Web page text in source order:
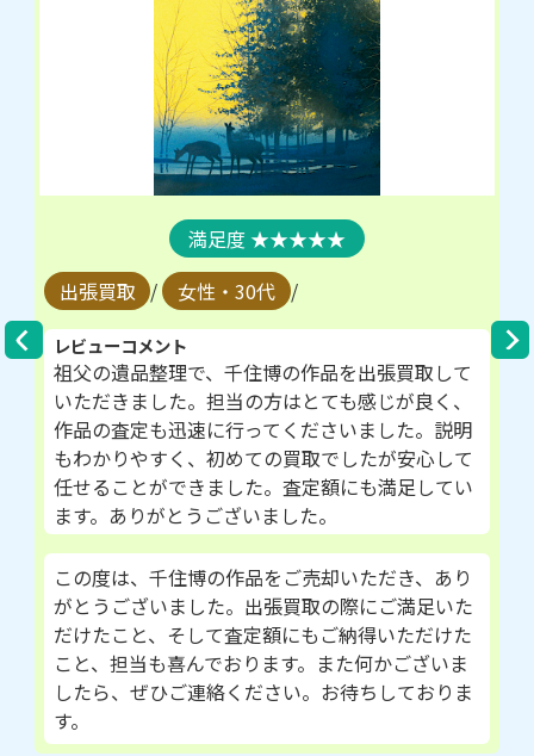
★★★★★
出張買取 / 女性・30代 /
レビューコメント
祖父の遺品整理で、千住博の作品を出張買取して
いただきました。担当の方はとても感じが良く、
作品の査定も迅速に行ってくださいました。説明
もわかりやすく、初めての買取でしたが安心して
任せることができました。査定額にも満足してい
ます。ありがとうございました。
この度は、千住博の作品をご売却いただき、あり
がとうございました。出張買取の際にご満足いた
だけたこと、そして査定額にもご納得いただけた
こと、担当も喜んでおります。また何かございま
したら、ぜひご連絡ください。お待ちしておりま
す。